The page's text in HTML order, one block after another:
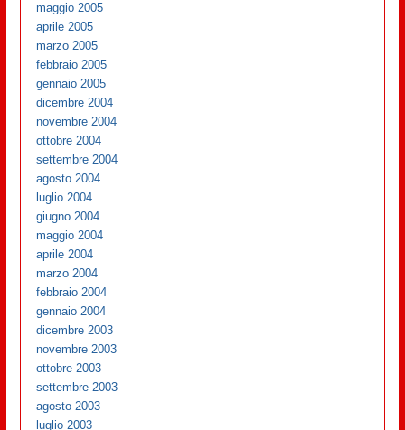
maggio 2005
aprile 2005
marzo 2005
febbraio 2005
gennaio 2005
dicembre 2004
novembre 2004
ottobre 2004
settembre 2004
agosto 2004
luglio 2004
giugno 2004
maggio 2004
aprile 2004
marzo 2004
febbraio 2004
gennaio 2004
dicembre 2003
novembre 2003
ottobre 2003
settembre 2003
agosto 2003
luglio 2003